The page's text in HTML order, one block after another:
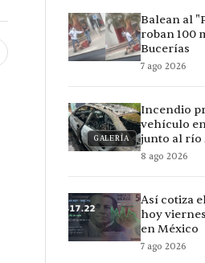
Balean al
roban 100
Bucerías
7 ago 2026
GALERÍA
Incendio
vehículo
junto al río
8 ago 2026
Así cotiza
hoy
en México
7 ago 2026